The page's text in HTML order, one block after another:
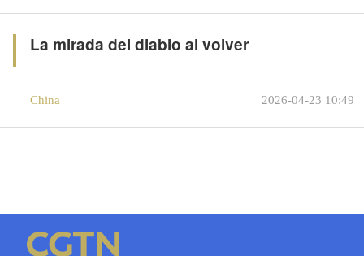
La mirada del diablo al volver
China 2026-04-23 10:49